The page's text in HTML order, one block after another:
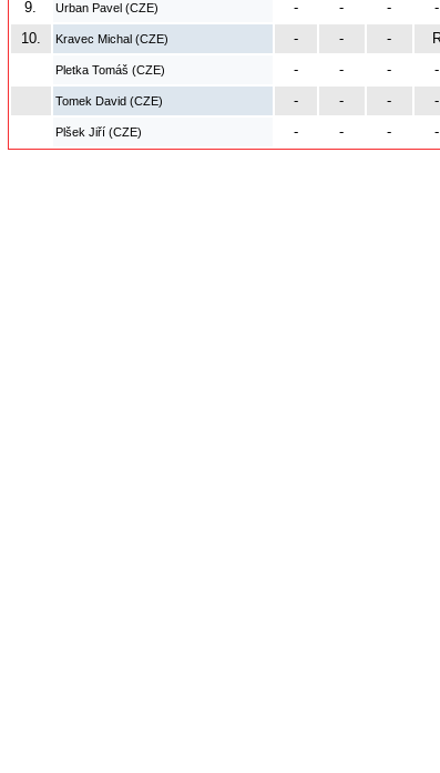
9.
Urban Pavel (CZE) - - - -
10.
Kravec Michal (CZE) - - -
Pletka Tomáš (CZE) - - - -
Tomek David (CZE) - - - -
Plšek Jiří (CZE) - - - -